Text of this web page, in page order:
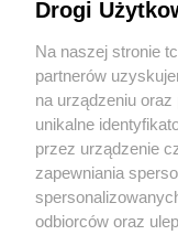
O FIRMIE
REKLAMA
Drogi
Na naszej stronie
partnerów
na urządzeniu
unikalne
przez urządzenie
zapewniania
odbiorców oraz